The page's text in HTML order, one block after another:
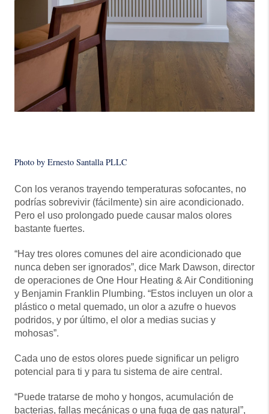
Photo by Ernesto Santalla PLLC
Con los veranos trayendo temperaturas sofocantes, no
podrías sobrevivir (fácilmente) sin aire acondicionado.
Pero el uso prolongado puede causar malos olores
bastante fuertes.
“Hay tres olores comunes del aire acondicionado que
nunca deben ser ignorados”, dice Mark Dawson, director
de operaciones de One Hour Heating & Air Conditioning
y Benjamin Franklin Plumbing. “Estos incluyen un olor a
plástico o metal quemado, un olor a azufre o huevos
podridos, y por último, el olor a medias sucias y
mohosas”.
Cada uno de estos olores puede significar un peligro
potencial para ti y para tu sistema de aire central.
“Puede tratarse de moho y hongos, acumulación de
bacterias, fallas mecánicas o una fuga de gas natural”,